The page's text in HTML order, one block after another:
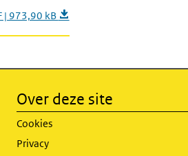
| 973,90 kB
Over deze site
Cookies
Privacy